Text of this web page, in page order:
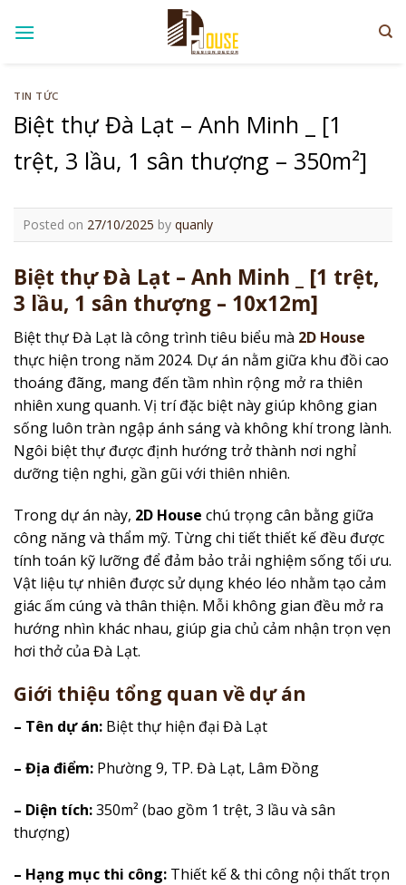
TIN TỨC
Biệt thự Đà Lạt – Anh Minh _ [1
trệt, 3 lầu, 1 sân thượng – 350m²]
Posted on 27/10/2025 by quanly
Biệt thự Đà Lạt – Anh Minh _ [1 trệt,
3 lầu, 1 sân thượng – 10x12m]
Biệt thự Đà Lạt là công trình tiêu biểu mà 2D House
thực hiện trong năm 2024. Dự án nằm giữa khu đồi cao
thoáng đãng, mang đến tầm nhìn rộng mở ra thiên
nhiên xung quanh. Vị trí đặc biệt này giúp không gian
sống luôn tràn ngập ánh sáng và không khí trong lành.
Ngôi biệt thự được định hướng trở thành nơi nghỉ
dưỡng tiện nghi, gần gũi với thiên nhiên.
Trong dự án này, 2D House chú trọng cân bằng giữa
công năng và thẩm mỹ. Từng chi tiết thiết kế đều được
tính toán kỹ lưỡng để đảm bảo trải nghiệm sống tối ưu.
Vật liệu tự nhiên được sử dụng khéo léo nhằm tạo cảm
giác ấm cúng và thân thiện. Mỗi không gian đều mở ra
hướng nhìn khác nhau, giúp gia chủ cảm nhận trọn vẹn
hơi thở của Đà Lạt.
Giới thiệu tổng quan về dự án
– Tên dự án: Biệt thự hiện đại Đà Lạt
– Địa điểm: Phường 9, TP. Đà Lạt, Lâm Đồng
– Diện tích:350m² (bao gồm 1 trệt, 3 lầu và sân
thượng)
– Hạng mục thi công: Thiết kế & thi công nội thất trọn